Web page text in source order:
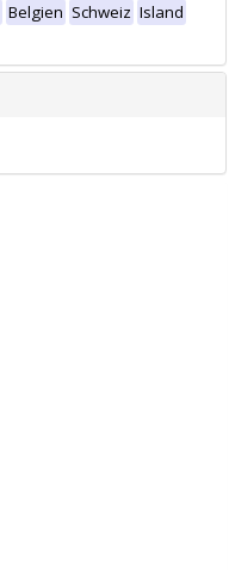
Belgien Schweiz Island